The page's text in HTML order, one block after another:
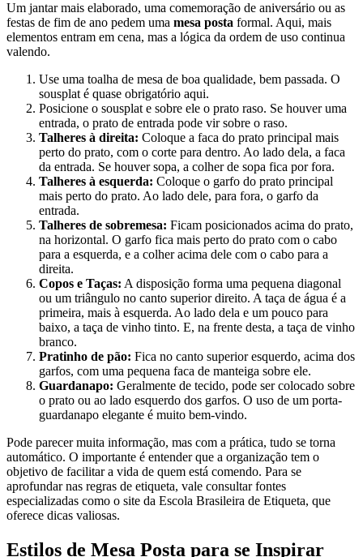
Um jantar mais elaborado, uma comemoração de aniversário ou as
festas de fim de ano pedem uma mesa posta formal. Aqui, mais
elementos entram em cena, mas a lógica da ordem de uso continua
valendo.
Use uma toalha de mesa de boa qualidade, bem passada. O
sousplat é quase obrigatório aqui.
Posicione o sousplat e sobre ele o prato raso. Se houver uma
entrada, o prato de entrada pode vir sobre o raso.
Talheres à direita: Coloque a faca do prato principal mais
perto do prato, com o corte para dentro. Ao lado dela, a faca
da entrada. Se houver sopa, a colher de sopa fica por fora.
Talheres à esquerda: Coloque o garfo do prato principal
mais perto do prato. Ao lado dele, para fora, o garfo da
entrada.
Talheres de sobremesa: Ficam posicionados acima do prato,
na horizontal. O garfo fica mais perto do prato com o cabo
para a esquerda, e a colher acima dele com o cabo para a
direita.
Copos e Taças: A disposição forma uma pequena diagonal
ou um triângulo no canto superior direito. A taça de água é a
primeira, mais à esquerda. Ao lado dela e um pouco para
baixo, a taça de vinho tinto. E, na frente desta, a taça de vinho
branco.
Pratinho de pão: Fica no canto superior esquerdo, acima dos
garfos, com uma pequena faca de manteiga sobre ele.
Guardanapo: Geralmente de tecido, pode ser colocado sobre
o prato ou ao lado esquerdo dos garfos. O uso de um porta-
guardanapo elegante é muito bem-vindo.
Pode parecer muita informação, mas com a prática, tudo se torna
automático. O importante é entender que a organização tem o
objetivo de facilitar a vida de quem está comendo. Para se
aprofundar nas regras de etiqueta, vale consultar fontes
especializadas como o site da Escola Brasileira de Etiqueta, que
oferece dicas valiosas.
Estilos de Mesa Posta para se Inspirar